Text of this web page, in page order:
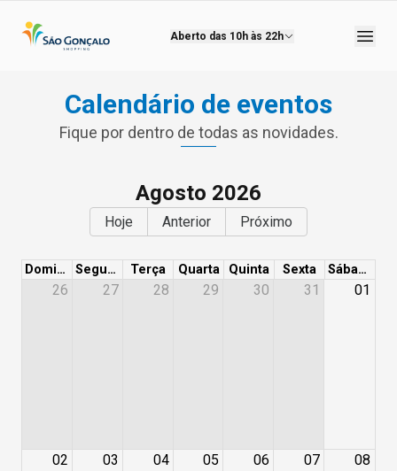
Aberto das 10h às 22h
Calendário de eventos
Fique por dentro de todas as novidades.
Hoje Anterior Próximo
Agosto 2026
Domingo Segunda Terça Quarta Quinta Sexta Sábado
26 27 28 29 30 31 01
02 03 04 05 06 07 08